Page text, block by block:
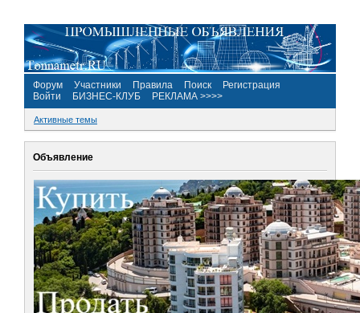
Форум Участники Правила Поиск
Регистрация
Войти
БИЗНЕС-КЛУБ РЕКЛАМА >>>>
Активные темы
Объявление